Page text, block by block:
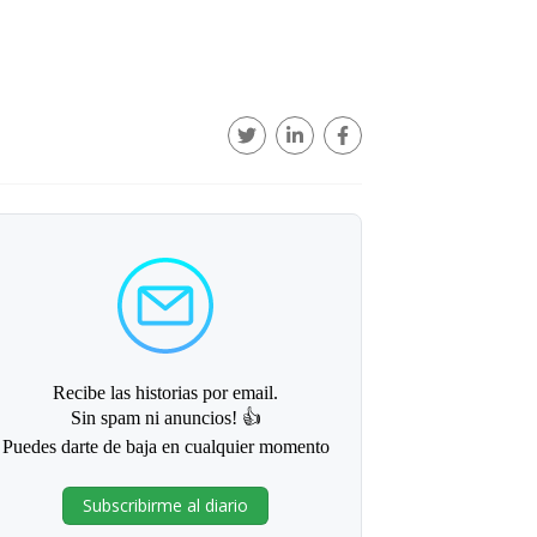
Recibe las historias por email.
Sin spam ni anuncios! 👍
Puedes darte de baja en cualquier momento
Subscribirme al diario